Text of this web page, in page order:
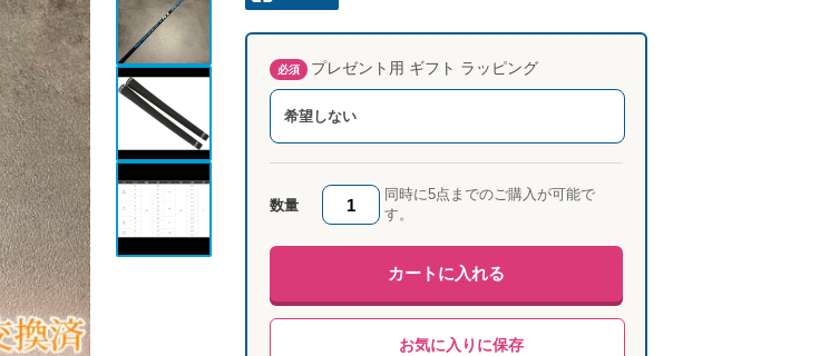
必須 プレゼント用 ギフト ラッピング
希望しない
数量
同時に5点までのご購入が可能で
す。
カートに入れる
お気に入りに保存